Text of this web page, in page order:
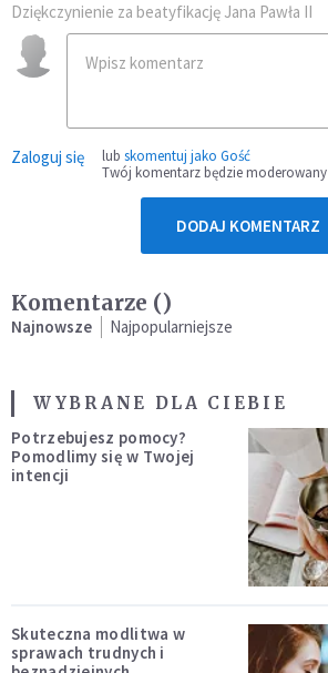
Dziękczynienie za beatyfikację Jana Pawła II
Zaloguj się lub skomentuj jako Gość
Twój komentarz będzie moderowany
DODAJ KOMENTARZ
Komentarze ()
Najnowsze Najpopularniejsze
WYBRANE DLA CIEBIE
Potrzebujesz pomocy?
Pomodlimy się w Twojej
intencji
Skuteczna modlitwa w
sprawach trudnych i